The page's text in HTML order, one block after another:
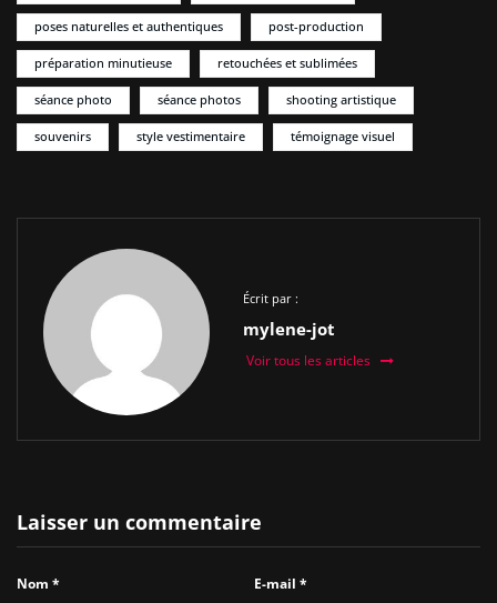
poses naturelles et authentiques post-production
préparation minutieuse retouchées et sublimées
séance photo séance photos shooting artistique
souvenirs style vestimentaire témoignage visuel
Écrit par :
mylene-jot
Voir tous les articles
Laisser un commentaire
Nom * E-mail *